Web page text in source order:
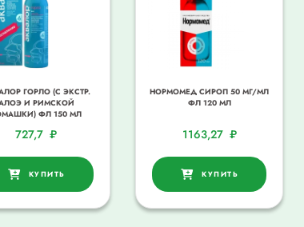
ГОРЛО (С ЭКСТР.
И РИМСКОЙ
ФЛ 150 МЛ
727,7₽
КУПИТЬ
НОРМОМЕД СИРОП 50 МГ/МЛ
ФЛ 120 МЛ
1163,27 ₽
КУПИТЬ